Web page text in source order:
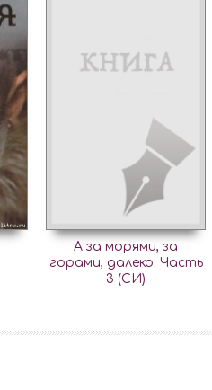
А за морями, за
горами, далеко. Часть
3 (СИ)